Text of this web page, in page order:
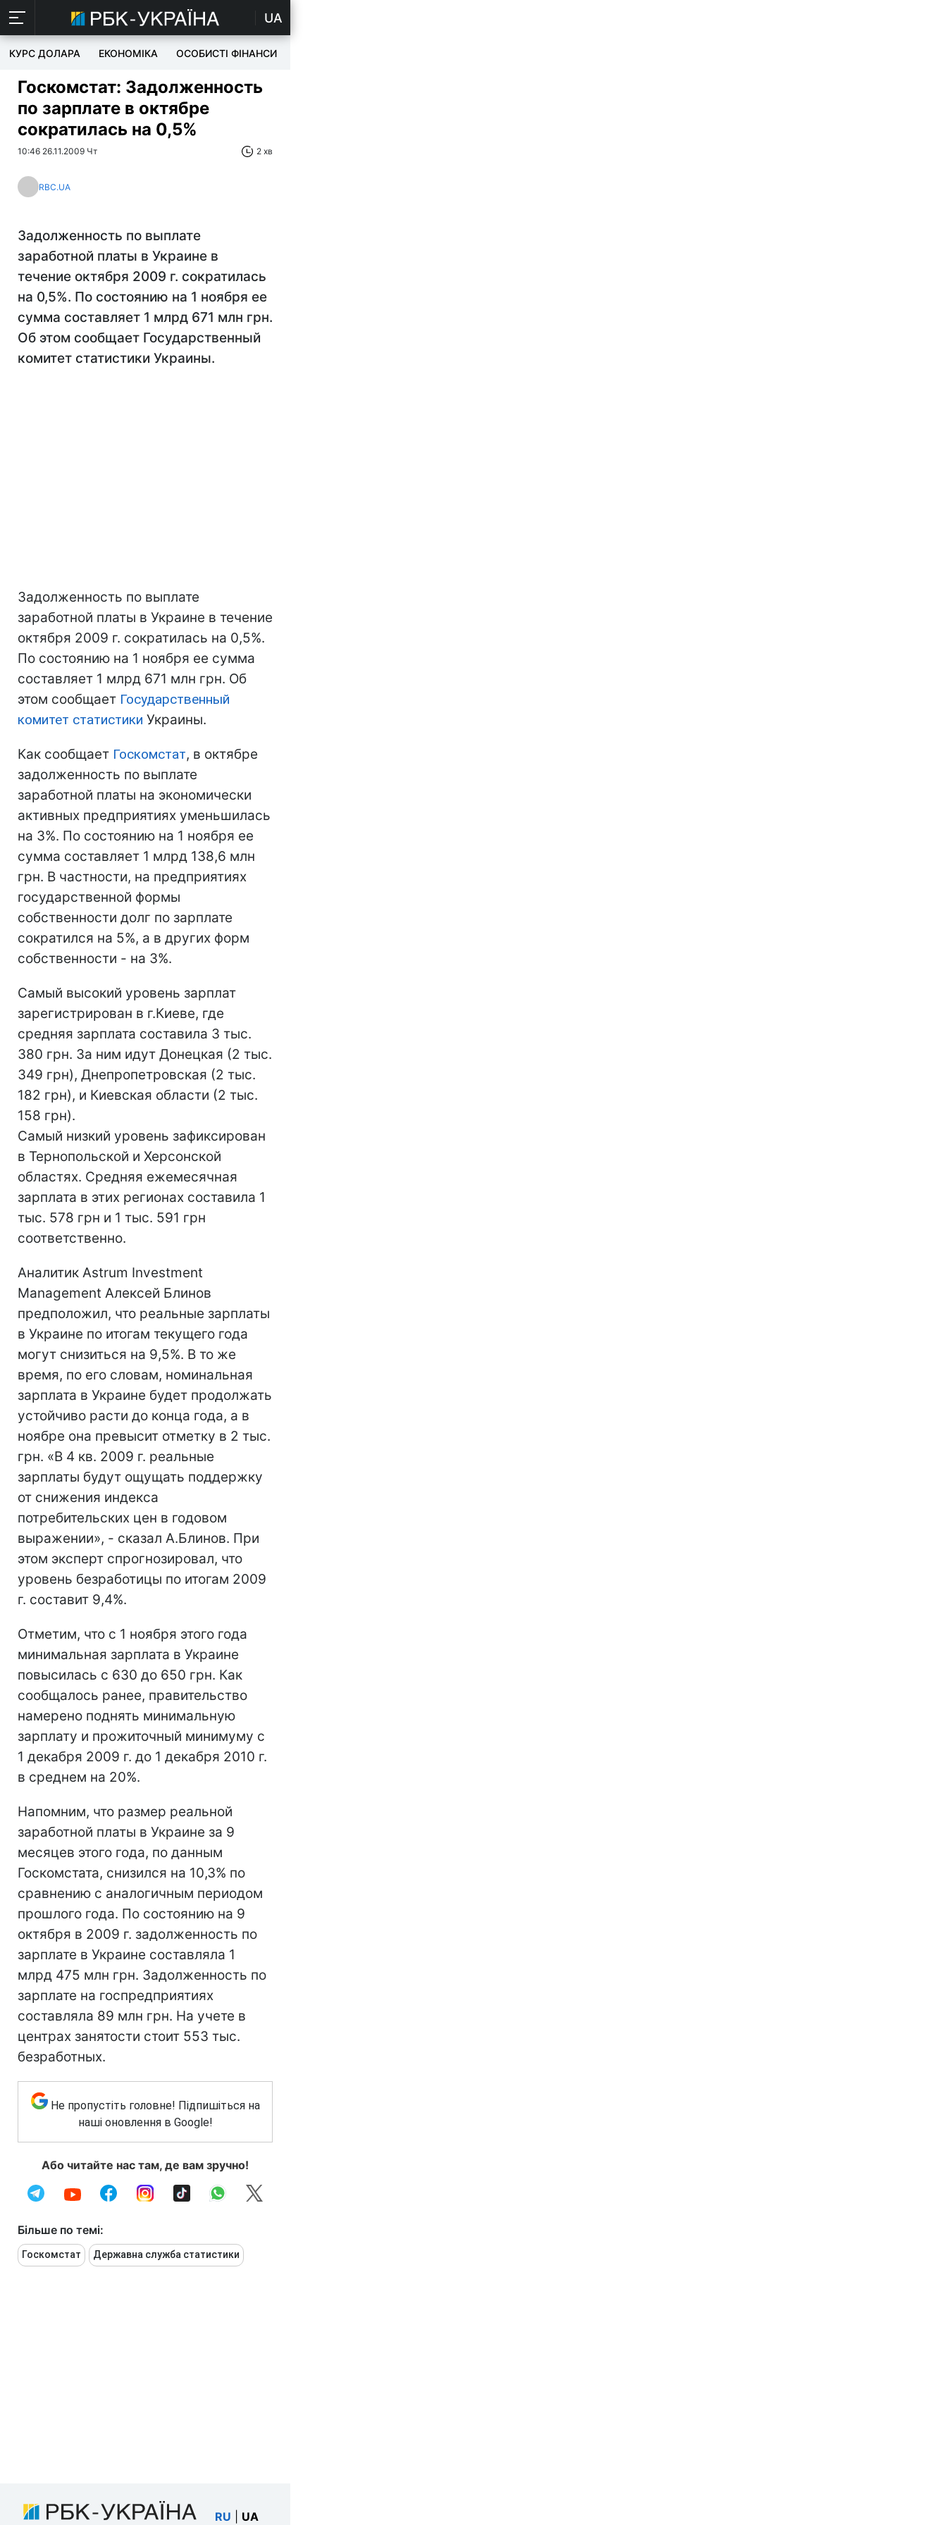
UA
КУРС ДОЛАРА ЕКОНОМІКА ОСОБИСТІ ФІНАНСИ
Госкомстат: Задолженность
по зарплате в октябре
сократилась на 0,5%
10:46 26.11.2009 Чт 2 хв
RBC.UA
Задолженность по выплате
заработной платы в Украине в
течение октября 2009 г. сократилась
на 0,5%. По состоянию на 1 ноября ее
сумма составляет 1 млрд 671 млн грн.
Об этом сообщает Государственный
комитет статистики Украины.
Задолженность по выплате
заработной платы в Украине в течение
октября 2009 г. сократилась на 0,5%.
По состоянию на 1 ноября ее сумма
составляет 1 млрд 671 млн грн. Об
этом сообщает Государственный
комитет статистики Украины.
Как сообщает Госкомстат, в октябре
задолженность по выплате
заработной платы на экономически
активных предприятиях уменьшилась
на 3%. По состоянию на 1 ноября ее
сумма составляет 1 млрд 138,6 млн
грн. В частности, на предприятиях
государственной формы
собственности долг по зарплате
сократился на 5%, а в других форм
собственности - на 3%.
Самый высокий уровень зарплат
зарегистрирован в г.Киеве, где
средняя зарплата составила 3 тыс.
380 грн. За ним идут Донецкая (2 тыс.
349 грн), Днепропетровская (2 тыс.
182 грн), и Киевская области (2 тыс.
158 грн).
Самый низкий уровень зафиксирован
в Тернопольской и Херсонской
областях. Средняя ежемесячная
зарплата в этих регионах составила 1
тыс. 578 грн и 1 тыс. 591 грн
соответственно.
Аналитик Astrum Investment
Management Алексей Блинов
предположил, что реальные зарплаты
в Украине по итогам текущего года
могут снизиться на 9,5%. В то же
время, по его словам, номинальная
зарплата в Украине будет продолжать
устойчиво расти до конца года, а в
ноябре она превысит отметку в 2 тыс.
грн. «В 4 кв. 2009 г. реальные
зарплаты будут ощущать поддержку
от снижения индекса
потребительских цен в годовом
выражении», - сказал А.Блинов. При
этом эксперт спрогнозировал, что
уровень безработицы по итогам 2009
г. составит 9,4%.
Отметим, что с 1 ноября этого года
минимальная зарплата в Украине
повысилась с 630 до 650 грн. Как
сообщалось ранее, правительство
намерено поднять минимальную
зарплату и прожиточный минимуму с
1 декабря 2009 г. до 1 декабря 2010 г.
в среднем на 20%.
Напомним, что размер реальной
заработной платы в Украине за 9
месяцев этого года, по данным
Госкомстата, снизился на 10,3% по
сравнению с аналогичным периодом
прошлого года. По состоянию на 9
октября в 2009 г. задолженность по
зарплате в Украине составляла 1
млрд 475 млн грн. Задолженность по
зарплате на госпредприятиях
составляла 89 млн грн. На учете в
центрах занятости стоит 553 тыс.
безработных.
Не пропустіть головне! Підпишіться на
наші оновлення в Google!
Або читайте нас там, де вам зручно!
Більше по темі:
Госкомстат Державна служба статистики
RU UA